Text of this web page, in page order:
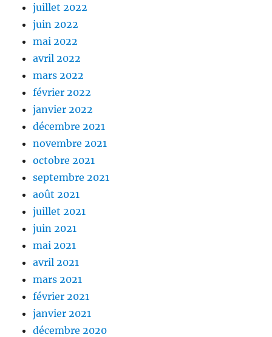
juillet 2022
juin 2022
mai 2022
avril 2022
mars 2022
février 2022
janvier 2022
décembre 2021
novembre 2021
octobre 2021
septembre 2021
août 2021
juillet 2021
juin 2021
mai 2021
avril 2021
mars 2021
février 2021
janvier 2021
décembre 2020